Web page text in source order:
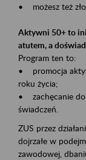
• możesz też
Aktywni 50+ to
atutem, a
Program ten to:
• promocja
roku życia;
• zachęcanie do
świadczeń.
ZUS przez
dojrzałe w
zawodowej,